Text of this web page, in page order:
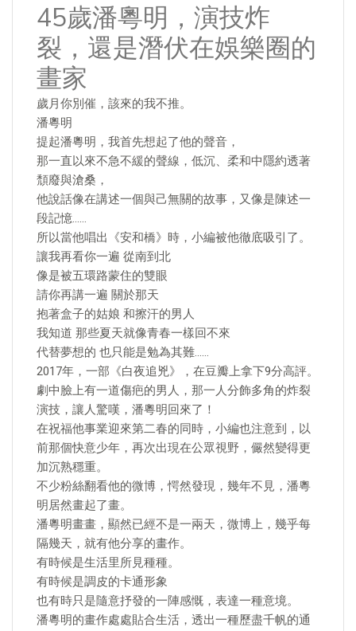
45歲潘粵明，演技炸
裂，還是潛伏在娛樂圈的
畫家
歲月你別催，該來的我不推。
潘粵明
提起潘粵明，我首先想起了他的聲音，
那一直以來不急不緩的聲線，低沉、柔和中隱約透著
頹廢與滄桑，
他說話像在講述一個與己無關的故事，又像是陳述一
段記憶……
所以當他唱出《安和橋》時，小編被他徹底吸引了。
讓我再看你一遍 從南到北
像是被五環路蒙住的雙眼
請你再講一遍 關於那天
抱著盒子的姑娘 和擦汗的男人
我知道 那些夏天就像青春一樣回不來
代替夢想的 也只能是勉為其難……
2017年，一部《白夜追兇》，在豆瓣上拿下9分高評。
劇中臉上有一道傷疤的男人，那一人分飾多角的炸裂
演技，讓人驚嘆，潘粵明回來了！
在祝福他事業迎來第二春的同時，小編也注意到，以
前那個快意少年，再次出現在公眾視野，儼然變得更
加沉熟穩重。
不少粉絲翻看他的微博，愕然發現，幾年不見，潘粵
明居然畫起了畫。
潘粵明畫畫，顯然已經不是一兩天，微博上，幾乎每
隔幾天，就有他分享的畫作。
有時候是生活里所見種種。
有時候是調皮的卡通形象
也有時只是隨意抒發的一陣感慨，表達一種意境。
潘粵明的畫作處處貼合生活，透出一種歷盡千帆的通